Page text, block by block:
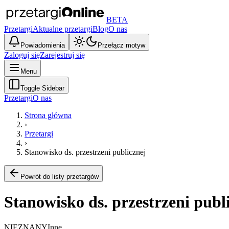
BETA
PrzetargiAktualne przetargiBlogO nas
Powiadomienia Przełącz motyw
Zaloguj sięZarejestruj się
Menu
Toggle Sidebar
PrzetargiO nas
Strona główna
›
Przetargi
›
Stanowisko ds. przestrzeni publicznej
Powrót do listy przetargów
Stanowisko ds. przestrzeni
NIEZNANYInne